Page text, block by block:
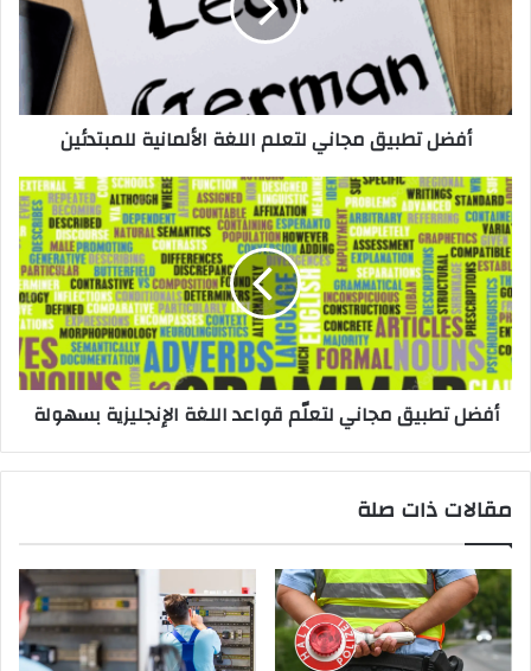
الألمانية
للمبتدئين
أفضل تطبيق مجاني لتعلم اللغة الألمانية للمبتدئين
أفضل
تطبيق
مجاني
لتعلّم
قواعد
اللغة
الإنجليزية
بسهولة
أفضل تطبيق مجاني لتعلّم قواعد اللغة الإنجليزية بسهولة
مقالات ذات صلة